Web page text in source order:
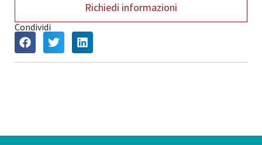
Richiedi informazioni
Condividi